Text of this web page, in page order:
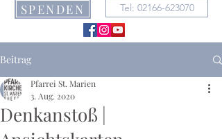
SPENDEN Tel: 02166-623070
Beitrag
Denkanstoß |
Pfarrei St. Marien
3. Aug. 2020